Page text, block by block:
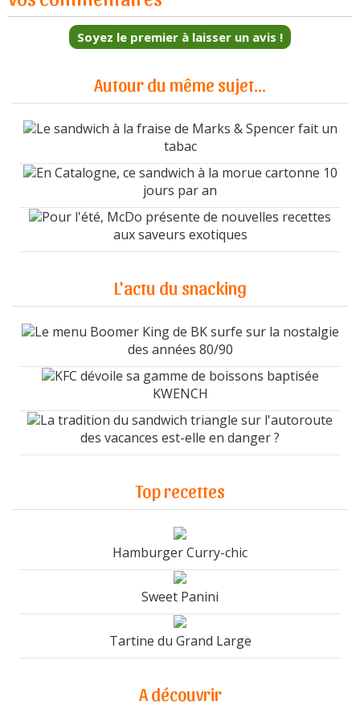
Soyez le premier à laisser un avis !
Autour du même sujet...
Le sandwich à la fraise de Marks & Spencer fait un
tabac
En Catalogne, ce sandwich à la morue cartonne 10
jours par an
Pour l'été, McDo présente de nouvelles recettes
aux saveurs exotiques
L'actu du snacking
Le menu Boomer King de BK surfe sur la nostalgie
des années 80/90
KFC dévoile sa gamme de boissons baptisée
KWENCH
La tradition du sandwich triangle sur l'autoroute
des vacances est-elle en danger ?
Top recettes
Hamburger Curry-chic
Sweet Panini
Tartine du Grand Large
A découvrir